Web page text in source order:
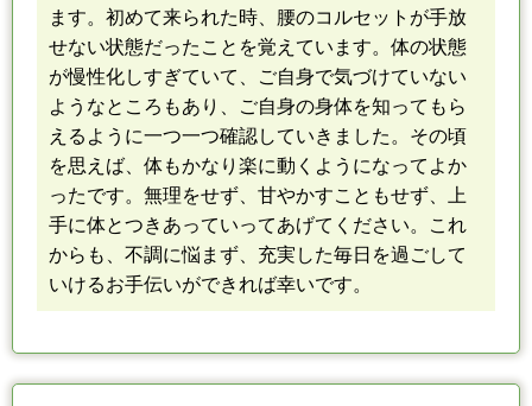
ます。 初めて来られた時、腰のコルセットが手放
せない状態だった こと を覚えています。 体の状態
が慢性化しすぎていて、ご自身で気づけていない
ようなところもあり、
ご自身の身体を知ってもら
えるように一つ一つ確認していきました。 その頃
を思えば、体もかなり楽に動くようになってよか
ったです。 無理をせず、甘やかすこともせず、上
手に体とつきあっていってあげてください。
これ
からも、不調に悩まず、充実した毎日を過ごして
いけるお手伝いができれば幸いです。